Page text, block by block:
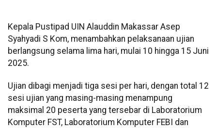
Kepala Pustipad UIN Alauddin Makassar Asep
Syahyadi S Kom, menambahkan pelaksanaan ujian
berlangsung selama lima hari, mulai 10 hingga 15 Juni
2025.
Ujian dibagi menjadi tiga sesi per hari, dengan total 12
sesi ujian yang masing-masing menampung
maksimal 20 peserta yang tersebar di Laboratorium
Komputer FST, Laboratorium Komputer FEBI dan